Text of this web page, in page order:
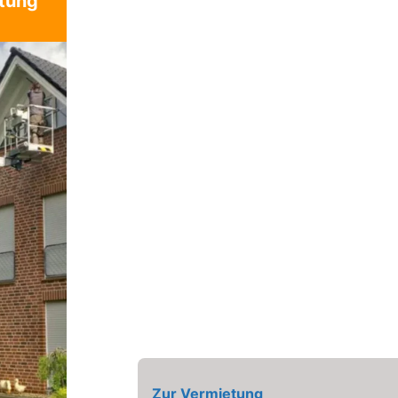
Zur Vermietung